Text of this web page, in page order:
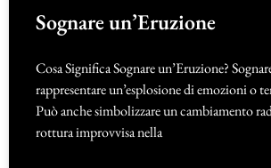
Sognare un’Eruzione
Cosa Significa Sognare un’Eruzione?
rappresentare un’esplosione di emozioni o
Può anche simbolizzare un cambiamento
rottura improvvisa nella